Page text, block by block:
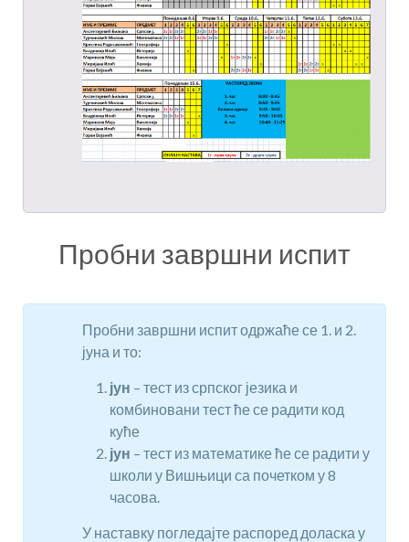
Пробни завршни испит
Пробни завршни испит одржаће се 1. и 2.
јуна и то:
јун – тест из српског језика и
комбиновани тест ће се радити код
куће
јун – тест из математике ће се радити у
школи у Вишњици са почетком у 8
часова.
У наставку погледајте распоред доласка у